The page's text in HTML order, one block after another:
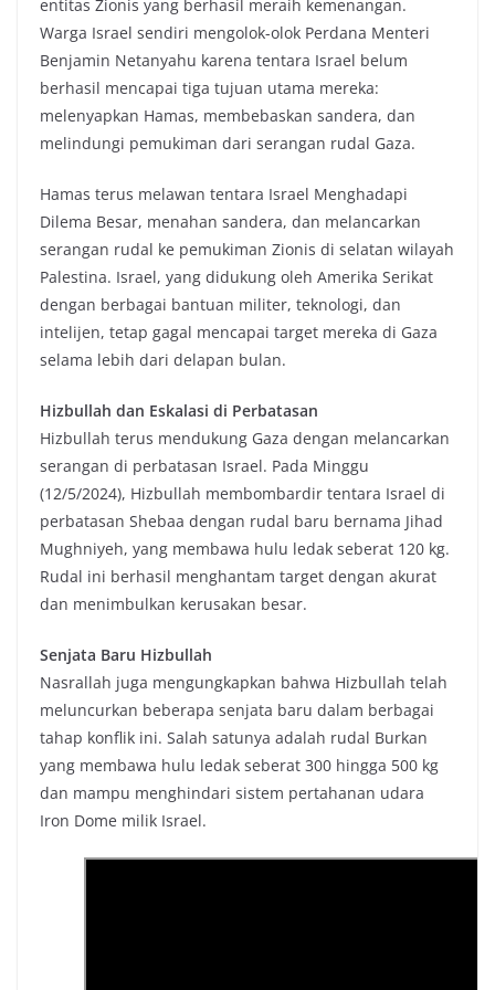
entitas Zionis yang berhasil meraih kemenangan.
Warga Israel sendiri mengolok-olok Perdana Menteri
Benjamin Netanyahu karena tentara Israel belum
berhasil mencapai tiga tujuan utama mereka:
melenyapkan Hamas, membebaskan sandera, dan
melindungi pemukiman dari serangan rudal Gaza.
Hamas terus melawan tentara Israel Menghadapi
Dilema Besar, menahan sandera, dan melancarkan
serangan rudal ke pemukiman Zionis di selatan wilayah
Palestina. Israel, yang didukung oleh Amerika Serikat
dengan berbagai bantuan militer, teknologi, dan
intelijen, tetap gagal mencapai target mereka di Gaza
selama lebih dari delapan bulan.
Hizbullah dan Eskalasi di Perbatasan
Hizbullah terus mendukung Gaza dengan melancarkan
serangan di perbatasan Israel. Pada Minggu
(12/5/2024), Hizbullah membombardir tentara Israel di
perbatasan Shebaa dengan rudal baru bernama Jihad
Mughniyeh, yang membawa hulu ledak seberat 120 kg.
Rudal ini berhasil menghantam target dengan akurat
dan menimbulkan kerusakan besar.
Senjata Baru Hizbullah
Nasrallah juga mengungkapkan bahwa Hizbullah telah
meluncurkan beberapa senjata baru dalam berbagai
tahap konflik ini. Salah satunya adalah rudal Burkan
yang membawa hulu ledak seberat 300 hingga 500 kg
dan mampu menghindari sistem pertahanan udara
Iron Dome milik Israel.